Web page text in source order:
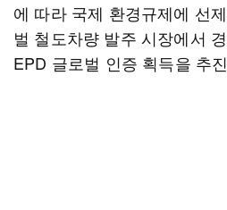
에 따라 국제 환경규제에 선
벌 철도차량 발주 시장에서
EPD 글로벌 인증 획득을 추